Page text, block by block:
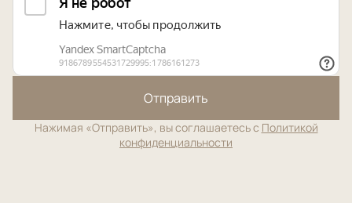
Отправить
Нажимая «Отправить», вы соглашаетесь с Политикой
конфиденциальности